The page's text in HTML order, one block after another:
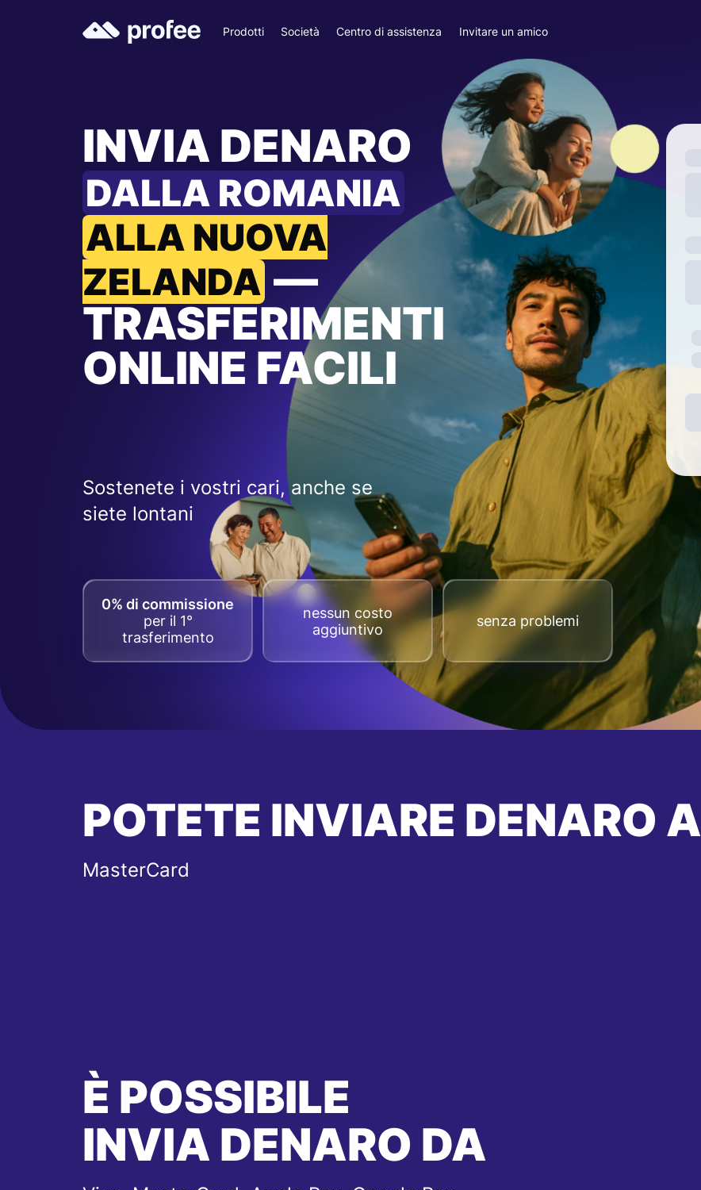
Prodotti Società Centro di assistenza Invitare un amico
INVIA DENARO
DALLA ROMANIA
ALLA NUOVA
ZELANDA —
TRASFERIMENTI
ONLINE FACILI
Sostenete i vostri cari, anche se
siete lontani
0% di commissione
per il 1°
trasferimento
nessun costo
aggiuntivo
senza problemi
POTETE INVIARE DENARO A
MasterCard
È POSSIBILE
INVIA DENARO DA